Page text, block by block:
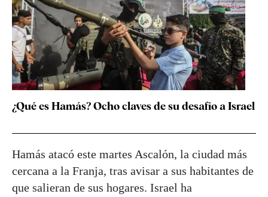
¿Qué es Hamás? Ocho claves de su desafío a Israel
Hamás atacó este martes Ascalón, la ciudad más
cercana a la Franja, tras avisar a sus habitantes de
que salieran de sus hogares. Israel ha